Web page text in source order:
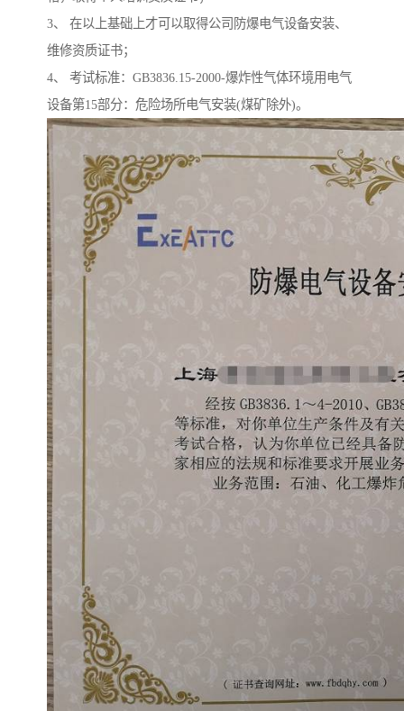
3、 在以上基础上才可以取得公司防爆电气设备安装、
维修资质证书；
4、 考试标准：GB3836.15-2000-爆炸性气体环境用电气
设备第15部分：危险场所电气安装(煤矿除外)。